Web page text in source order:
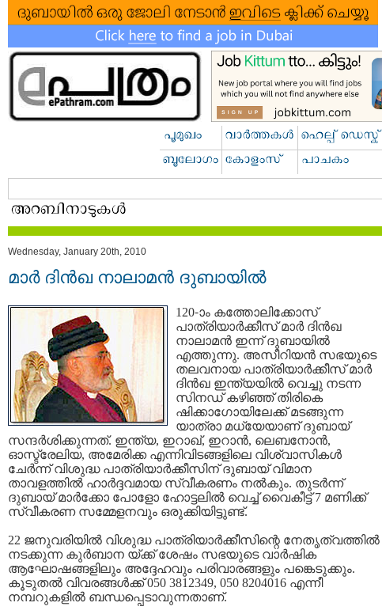
Wednesday, January 20th, 2010
മാര്‍ ദിന്‍‌ഖ നാലാമന്‍ ദുബായില്‍
120-‍ാം കത്തോലിക്കോസ്
പാത്രിയാര്‍ക്കീസ് മാര്‍ ദിന്‍‌ഖ
നാലാമന്‍ ഇന്ന് ദുബായില്‍
എത്തുന്നു. അസീറിയന്‍ സഭയുടെ
തലവനായ പാത്രിയാര്‍ക്കീസ് മാര്‍
ദിന്‍‌ഖ ഇന്ത്യയില്‍ വെച്ചു നടന്ന
സിനഡ് കഴിഞ്ഞ് തിരികെ
ഷിക്കാഗോയിലേക്ക് മടങ്ങുന്ന
യാത്രാ മധ്യേയാണ് ദുബായ്
സന്ദര്‍ശിക്കുന്നത്. ഇന്ത്യ, ഇറാഖ്, ഇറാന്‍, ലെബനോന്‍,
ഓസ്ട്രേലിയ, അമേരിക്ക എന്നിവിടങ്ങളിലെ വിശ്വാസികള്‍
ചേര്‍ന്ന് വിശുദ്ധ പാത്രിയാര്‍ക്കീസിന് ദുബായ് വിമാന
താവളത്തില്‍ ഹാര്‍ദ്ദവമായ സ്വീകരണം നല്‍കും. തുടര്‍ന്ന്
ദുബായ് മാര്‍ക്കോ പോളോ ഹോട്ടലില്‍ വെച്ച് വൈകീട്ട് 7 മണിക്ക്
സ്വീകരണ സമ്മേളനവും ഒരുക്കിയിട്ടുണ്ട്.
22 ജനുവരിയില്‍ വിശുദ്ധ പാത്രിയാര്‍ക്കീസിന്റെ നേതൃത്വത്തില്‍
നടക്കുന്ന കുര്‍ബാന യ്ക്ക് ശേഷം സഭയുടെ വാര്‍ഷിക
ആഘോഷങ്ങളിലും അദ്ദേഹവും പരിവാരങ്ങളും പങ്കെടുക്കും.
കൂടുതല്‍ വിവരങ്ങള്‍ക്ക് 050 3812349, 050 8204016 എന്നീ
നമ്പറുകളില്‍ ബന്ധപ്പെടാവുന്നതാണ്.